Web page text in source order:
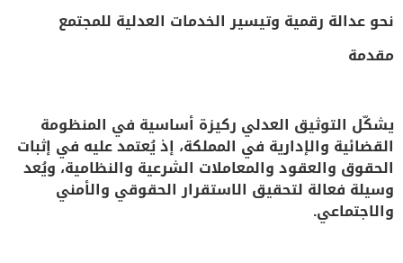
نحو عدالة رقمية وتيسير الخدمات العدلية للمجتمع
مقدمة
يشكّل التوثيق العدلي ركيزة أساسية في المنظومة
القضائية والإدارية في المملكة، إذ يُعتمد عليه في إثبات
الحقوق والعقود والمعاملات الشرعية والنظامية، ويُعد
وسيلة فعالة لتحقيق الاستقرار الحقوقي والأمني
والاجتماعي.